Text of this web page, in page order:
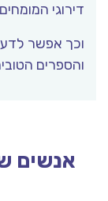
דירוגי
וכך אפשר
והספרים
אנשים